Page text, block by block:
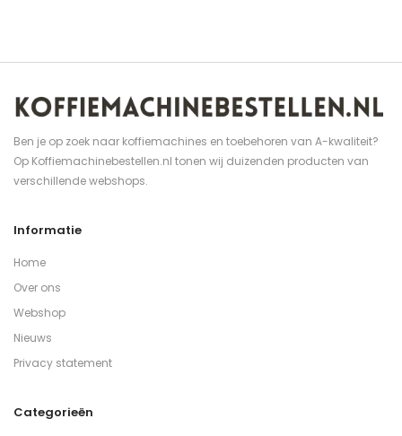
Ben je op zoek naar koffiemachines en toebehoren van A-kwaliteit?
Op Koffiemachinebestellen.nl tonen wij duizenden producten van
verschillende webshops.
Informatie
Home
Over ons
Webshop
Nieuws
Privacy statement
Categorieën